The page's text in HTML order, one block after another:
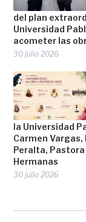
del plan
Universidad
acometer las
30 julio 2026
la Universidad
Carmen Vargas,
Peralta, Pastora
Hermanas
30 julio 2026